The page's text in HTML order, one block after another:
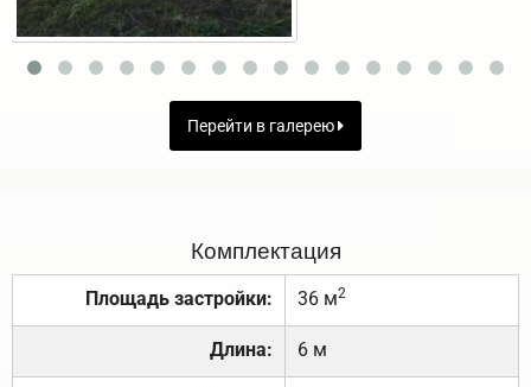
Перейти в галерею
Комплектация
Площадь застройки: 36 м2
Длина: 6 м